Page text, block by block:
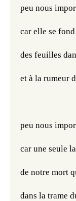
peu nous
car elle se
des feuilles
et à la rumeur
peu nous
car une seule
de notre mort
dans la trame